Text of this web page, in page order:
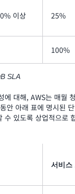
이상 25%
100%
SLA
에 대해, AWS는 매월
안 아래 표에 명시된
수 있도록 상업적으로
서비스